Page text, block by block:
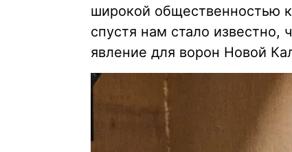
широкой общественностью
спустя нам стало
явление для ворон Новой